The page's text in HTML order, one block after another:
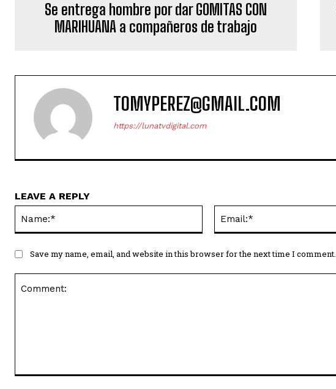
Se entrega hombre por dar GOMITAS CON
MARIHUANA a compañeros de trabajo
TOMYPEREZ@GMAIL.COM
https://lunatvdigital.com
LEAVE A REPLY
Save my name, email, and website in this browser for the next time I comment.